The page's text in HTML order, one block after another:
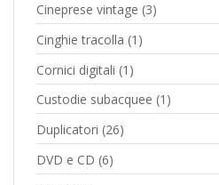
Cineprese vintage (3)
Cinghie tracolla (1)
Cornici digitali (1)
Custodie subacquee (1)
Duplicatori (26)
DVD e CD (6)